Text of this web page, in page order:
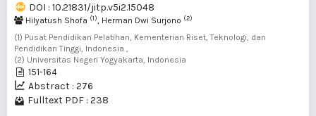
DOI : 10.21831/jitp.v5i2.15048
Hilyatush Shofa (1), Herman Dwi Surjono (2)
(1) Pusat Pendidikan Pelatihan, Kementerian Riset, Teknologi, dan
Pendidikan Tinggi, Indonesia ,
(2) Universitas Negeri Yogyakarta, Indonesia
151-164
Abstract : 276
Fulltext PDF : 238